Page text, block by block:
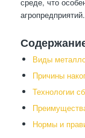
агропредприятий.
Виды
Причины
Технологии
Нормы и